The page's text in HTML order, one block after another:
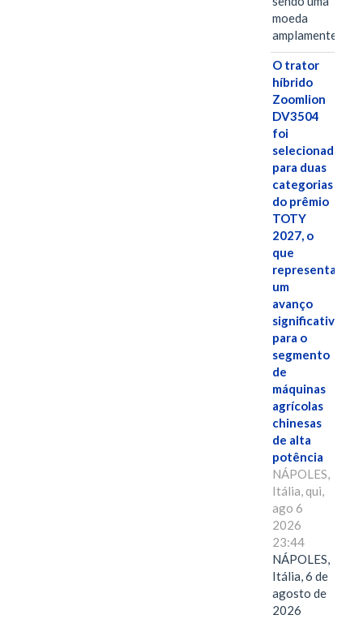
moeda
amplamente…
O trator
híbrido
Zoomlion
DV3504
foi
selecionado
para duas
categorias
do prêmio
TOTY
2027, o
que
representa
um
avanço
significativo
para o
segmento
de
máquinas
agrícolas
chinesas
de alta
potência
NÁPOLES,
Itália, qui,
ago 6
2026
23:44
NÁPOLES,
Itália, 6 de
agosto de
2026